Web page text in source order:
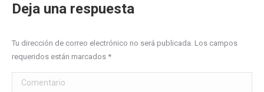
Deja una respuesta
Tu dirección de correo electrónico no será publicada. Los campos
requeridos están marcados *
Comentario